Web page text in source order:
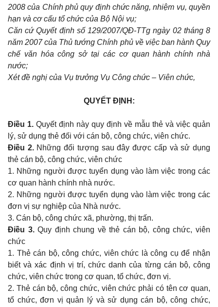
2008 của Chính phủ quy định chức năng, nhiệm vụ, quyền
hạn và cơ cấu tổ chức của Bộ Nội vụ;
Căn cứ Quyết định số 129/2007/QĐ-TTg ngày 02 tháng 8
năm 2007 của Thủ tướng Chính phủ về việc ban hành Quy
chế văn hóa công sở tại các cơ quan hành chính nhà
nước;
Xét đề nghị của Vụ trưởng Vụ Công chức – Viên chức,
QUYẾT ĐỊNH:
Điều 1. Quyết định này quy định về mẫu thẻ và việc quản
lý, sử dụng thẻ đối với cán bộ, công chức, viên chức.
Điều 2. Những đối tượng sau đây được cấp và sử dụng
thẻ cán bộ, công chức, viên chức
1. Những người được tuyển dụng vào làm việc trong các
cơ quan hành chính nhà nước.
2. Những người được tuyển dụng vào làm việc trong các
đơn vị sự nghiệp của Nhà nước.
3. Cán bộ, công chức xã, phường, thị trấn.
Điều 3.Quy định chung về thẻ cán bộ, công chức, viên
chức
1. Thẻ cán bộ, công chức, viên chức là công cụ để nhận
biết và xác định vị trí, chức danh của từng cán bộ, công
chức, viên chức trong cơ quan, tổ chức, đơn vị.
2. Thẻ cán bộ, công chức, viên chức phải có tên cơ quan,
tổ chức, đơn vị quản lý và sử dụng cán bộ, công chức,